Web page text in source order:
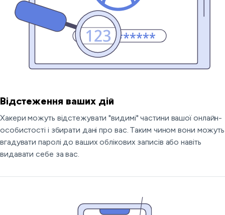
Відстеження ваших дій
Хакери можуть відстежувати "видимі" частини вашої онлайн-
особистості і збирати дані про вас. Таким чином вони можуть
вгадувати паролі до ваших облікових записів або навіть
видавати себе за вас.